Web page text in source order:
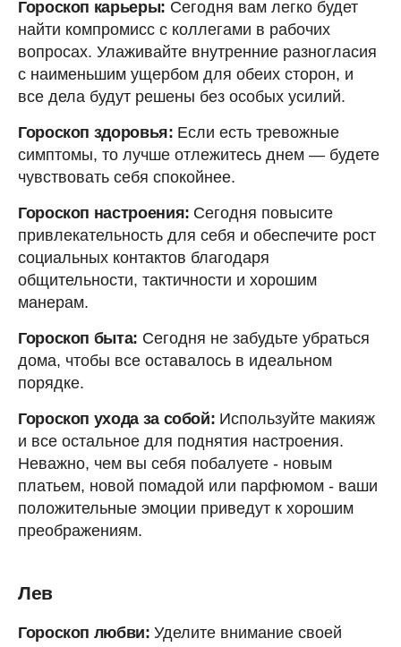
Гороскоп карьеры: Сегодня вам легко будет
найти компромисс с коллегами в рабочих
вопросах. Улаживайте внутренние разногласия
с наименьшим ущербом для обеих сторон, и
все дела будут решены без особых усилий.
Гороскоп здоровья: Если есть тревожные
симптомы, то лучше отлежитесь днем — будете
чувствовать себя спокойнее.
Гороскоп настроения: Сегодня повысите
привлекательность для себя и обеспечите рост
социальных контактов благодаря
общительности, тактичности и хорошим
манерам.
Гороскоп быта: Сегодня не забудьте убраться
дома, чтобы все оставалось в идеальном
порядке.
Гороскоп ухода за собой: Используйте макияж
и все остальное для поднятия настроения.
Неважно, чем вы себя побалуете - новым
платьем, новой помадой или парфюмом - ваши
положительные эмоции приведут к хорошим
преображениям.
Лев
Гороскоп любви:Уделите внимание своей